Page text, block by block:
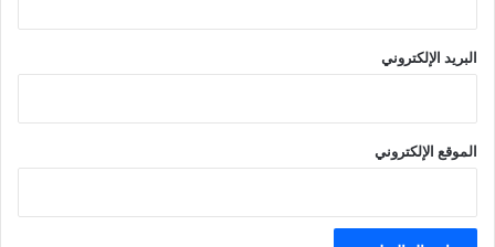
البريد الإلكتروني
الموقع الإلكتروني